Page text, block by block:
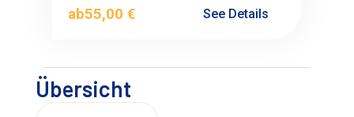
ab55,00 € See Details
Übersicht